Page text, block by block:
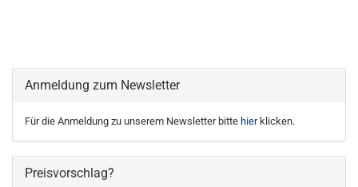
Anmeldung zum Newsletter
Für die Anmeldung zu unserem Newsletter bitte hierklicken.
Preisvorschlag?